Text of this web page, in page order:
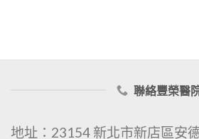
聯絡豐榮醫
地址：23154 新北市新店區安